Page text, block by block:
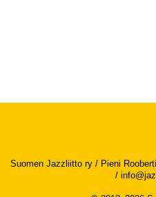
Suomen Jazzliitto ry / Pieni
/